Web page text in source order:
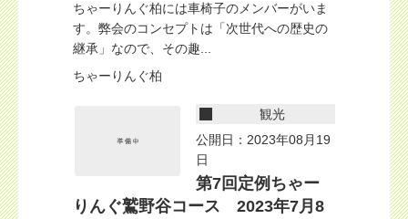
ちゃーりんぐ柏には車椅子のメンバーがいま
す。弊会のコンセプトは「次世代への歴史の
継承」なので、その趣...
ちゃーりんぐ柏
観光
公開日：2023年08月19
日
第7回定例ちゃー
りんぐ鷲野谷コース 2023年7月8